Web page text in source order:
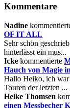
Kommentare
Nadine
OF IT ALL
Sehr schön
hinterlässt ein mus...
Icke kommentierte
Hauch von Magie
Hallo Heiko, ich war
Touren der letzten ...
Helke Thomsen
einen Messbecher